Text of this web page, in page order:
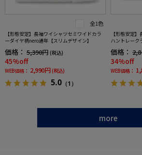
全1色
【形態安定】長袖ワイシャツセミワイドカラ
ーダイヤ柄nero通年【スリムデザイン】
価格： 5,390円 (税込)
45%off
WEB価格： 2,990円 (税込)
5.0 （1）
【形態安定
ハントレーク
価格：
34%off
WEB価格：
more